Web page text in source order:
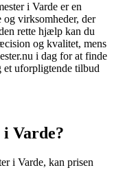
i Varde er en
og virksomheder, der
rette hjælp kan du
og kvalitet, mens
i dag for at finde
et uforpligtende tilbud
Varde?
i Varde, kan prisen